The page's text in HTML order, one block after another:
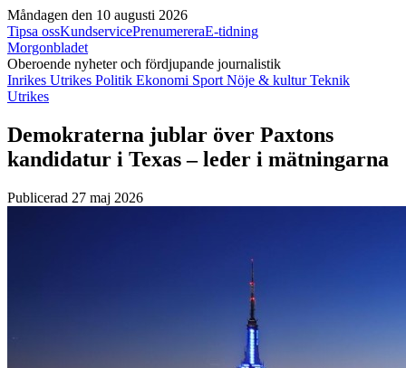
Måndagen den 10 augusti 2026
Tipsa ossKundservicePrenumereraE-tidning
Morgonbladet
Oberoende nyheter och fördjupande journalistik
Inrikes Utrikes Politik Ekonomi Sport Nöje & kulturTeknik
Utrikes
Demokraterna jublar över Paxtons
kandidatur i Texas – leder i mätningarna
Publicerad 27 maj 2026